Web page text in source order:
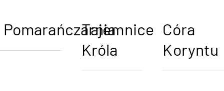
PomarańczarniaTajemnice
Króla
Córa
Koryntu